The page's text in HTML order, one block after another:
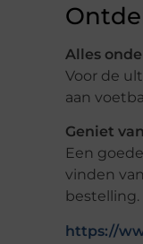
Alles
Voor de
aan
Geniet
Een goede
vinden
bestelling.
https://